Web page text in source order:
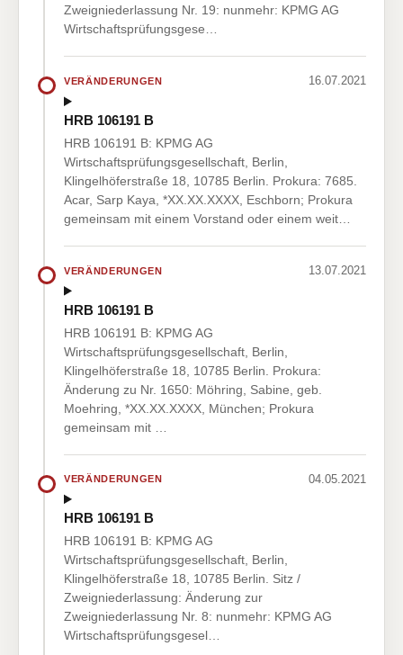
Zweigniederlassung Nr. 19: nunmehr: KPMG AG
Wirtschaftsprüfungsgese…
VERÄNDERUNGEN 16.07.2021
HRB 106191 B
HRB 106191 B: KPMG AG
Wirtschaftsprüfungsgesellschaft, Berlin,
Klingelhöferstraße 18, 10785 Berlin. Prokura: 7685.
Acar, Sarp Kaya, *XX.XX.XXXX, Eschborn; Prokura
gemeinsam mit einem Vorstand oder einem weit…
VERÄNDERUNGEN 13.07.2021
HRB 106191 B
HRB 106191 B: KPMG AG
Wirtschaftsprüfungsgesellschaft, Berlin,
Klingelhöferstraße 18, 10785 Berlin. Prokura:
Änderung zu Nr. 1650: Möhring, Sabine, geb.
Moehring, *XX.XX.XXXX, München; Prokura
gemeinsam mit …
VERÄNDERUNGEN 04.05.2021
HRB 106191 B
HRB 106191 B: KPMG AG
Wirtschaftsprüfungsgesellschaft, Berlin,
Klingelhöferstraße 18, 10785 Berlin. Sitz /
Zweigniederlassung: Änderung zur
Zweigniederlassung Nr. 8: nunmehr: KPMG AG
Wirtschaftsprüfungsgesel…